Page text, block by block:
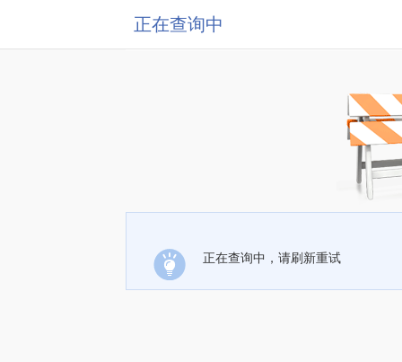
正在查询中
正在查询中，请刷新重试